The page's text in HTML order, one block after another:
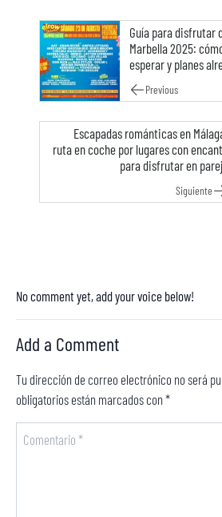
Guía para disfrutar
Marbella 2025:
esperar y planes
Previous
Escapadas románticas en
ruta en coche por lugares con
para disfrutar en
Siguiente
No comment yet, add your voice below!
Add a Comment
Tu dirección de correo electrónico no será
obligatorios están marcados con *